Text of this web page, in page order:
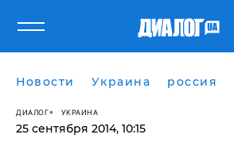
Новости Украина россия
ДИАЛОГ УКРАИНА
25 сентября 2014, 10:15